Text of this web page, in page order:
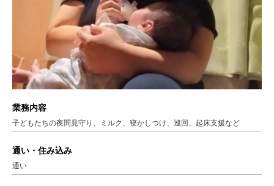
業務内容
子どもたちの夜間見守り、ミルク、寝かしつけ、巡回、起床支援など
通い・住み込み
通い